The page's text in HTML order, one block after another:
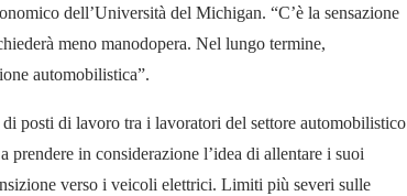
dell’Università del Michigan. “C’è la sensazione
meno manodopera. Nel lungo termine,
automobilistica”.
posti di lavoro tra i lavoratori del settore automobilistico
in considerazione l’idea di allentare i suoi
verso i veicoli elettrici. Limiti più severi sulle